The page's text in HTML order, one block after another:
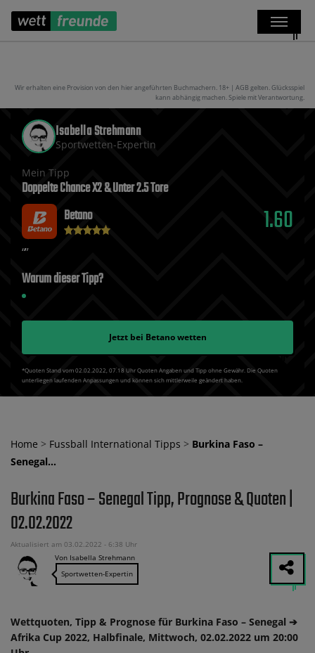
Wir erhalten eine Provision von den hier angeführten Buchmachern. 18+ | AGB gelten. Glücksspiel
kann abhängig machen. Spiele mit Verantwortung.
Isabella Strehmann
Sportwetten-Expertin
Mein Tipp
Doppelte Chance X2 & Unter 2.5 Tore
Betano
1.60
Warum dieser Tipp?
Jetzt bei Betanowetten
*Quoten Stand vom 02.02.2022‚ 07⁚18 Uhr Quoten Angaben und Tipp ohne Gewähr. Die Quoten
unterliegen laufenden Anpassungen und können sich mittlerweile geändert haben.
Home > Fussball International Tipps > Burkina Faso –
Senegal…
Burkina Faso – Senegal Tipp, Prognose & Quoten |
02.02.2022
Aktualisiert am 03.02.2022 - 6:38 Uhr
Von Isabella Strehmann
Sportwetten-Expertin
Wettquoten, Tipp & Prognose für Burkina Faso – Senegal ➔
Afrika Cup 2022, Halbfinale, Mittwoch, 02.02.2022 um 20:00